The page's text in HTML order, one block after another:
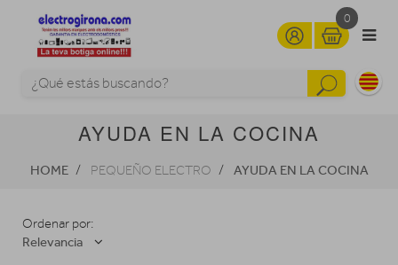
0
AYUDA EN LA COCINA
HOME PEQUEÑO ELECTRO AYUDA EN LA COCINA
Ordenar por:
Relevancia